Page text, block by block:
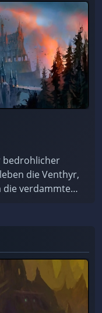
bedrohlicher
die Venthyr,
die verdammten